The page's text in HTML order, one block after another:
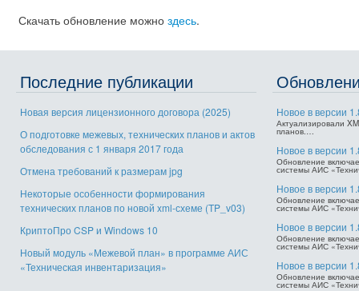
Скачать обновление можно здесь.
Последние публикации
Новая версия лицензионного договора (2025)
О подготовке межевых, технических планов и актов
обследования с 1 января 2017 года
Отмена требований к размерам jpg
Некоторые особенности формирования
технических планов по новой xml-схеме (TP_v03)
КриптоПро CSP и Windows 10
Новый модуль «Межевой план» в программе АИС
«Техническая инвентаризация»
Новое в версии
Актуализировали
планов.…
Новое в версии
Обновление
системы АИС
Новое в версии
Обновление
системы АИС
Новое в версии
Обновление
системы АИС
Новое в версии
Обновление
системы АИС